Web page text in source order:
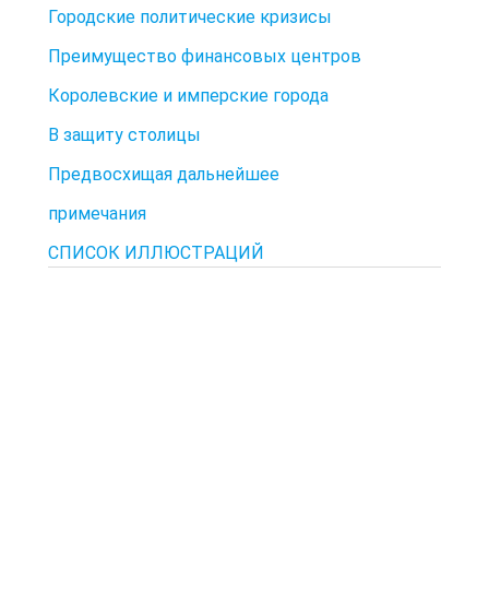
Городские политические кризисы
Преимущество финансовых центров
Королевские и имперские города
В защиту столицы
Предвосхищая дальнейшее
примечания
СПИСОК ИЛЛЮСТРАЦИЙ